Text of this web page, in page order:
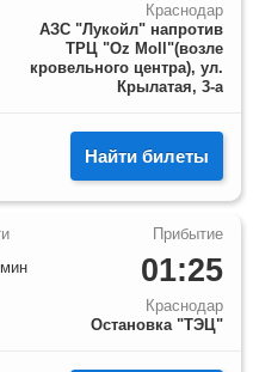
Краснодар
АЗС "Лукойл" напротив
ТРЦ "Оz Moll"(возле
кровельного центра), ул.
Крылатая, 3-а
Найти билеты
01:25
Краснодар
Остановка "ТЭЦ"
мин